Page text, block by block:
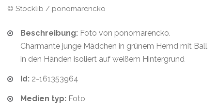
© Stocklib / ponomarencko
Beschreibung: Foto von ponomarencko.
Charmante junge Mädchen in grünem Hemd mit Ball
in den Händen isoliert auf weißem Hintergrund
Id: 2-161353964
Medien typ: Foto